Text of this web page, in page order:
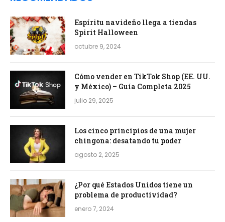
Espíritu navideño llega a tiendas
Spirit Halloween
octubre 9, 2024
Cómo vender en TikTok Shop (EE. UU.
y México) – Guía Completa 2025
julio 29, 2025
Los cinco principios de una mujer
chingona: desatando tu poder
agosto 2, 2025
¿Por qué Estados Unidos tiene un
problema de productividad?
enero 7, 2024